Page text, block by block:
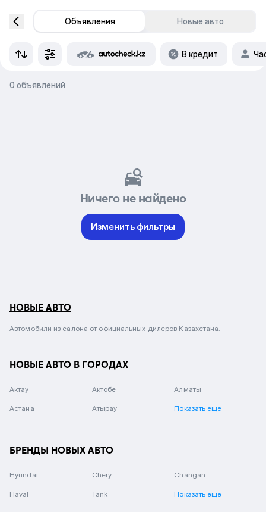
Объявления Новые авто
В кредит
0 объявлений
Ничего не найдено
Изменить фильтры
НОВЫЕ АВТО
Автомобили из салона от официальных дилеров Казахстана.
НОВЫЕ АВТО В ГОРОДАХ
Актау Актобе Алматы
Астана Атырау Показать еще
БРЕНДЫ НОВЫХ АВТО
Hyundai Chery Changan
Haval Tank Показать еще